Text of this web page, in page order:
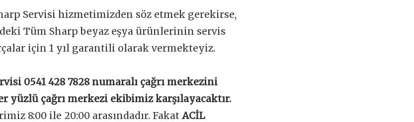
Servisi hizmetimizden söz etmek gerekirse,
Tüm Sharp beyaz eşya ürünlerinin servis
için 1 yıl garantili olarak vermekteyiz.
0541 428 7828 numaralı çağrı merkezini
yüzlü çağrı merkezi ekibimiz karşılayacaktır.
8:00 ile 20:00 arasındadır. Fakat ACİL